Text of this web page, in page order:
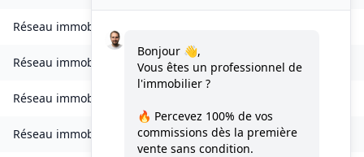
Réseau immobilier
Réseau immobilier Hagenbach(68210)
Réseau immobilier
Réseau immobilier Hagenthal-le-Haut(68220)
Bonjour 👋,
Vous êtes un professionnel de
l'immobilier ?
🔥 Percevez 100% de vos
commissions dès la première
vente sans condition.